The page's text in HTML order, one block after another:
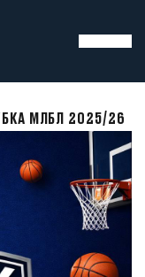
МЛБЛ 2025/26